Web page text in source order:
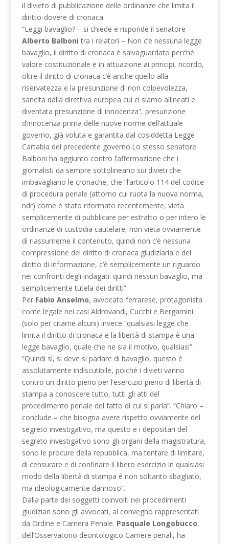
il divieto di pubblicazione delle ordinanze che limita il
diritto-dovere di cronaca.
“Leggi bavaglio? – si chiede e risponde il senatore
Alberto Balboni tra i relatori – Non c’è nessuna legge
bavaglio, il diritto di cronaca è salvaguardato perché
valore costituzionale e in attuazione ai principi, ricordo,
oltre il diritto di cronaca c’è anche quello alla
riservatezza e la presunzione di non colpevolezza,
sancita dalla direttiva europea cui ci siamo allineati e
diventata presunzione di innocenza”, presunzione
d’innocenza prima delle nuove norme dell’attuale
governo, già voluta e garantita dal cosiddetta Legge
Cartabia del precedente governo.Lo stesso senatore
Balboni ha aggiunto contro l’affermazione che i
giornalisti da sempre sottolineano sui divieti che
imbavagliano le cronache, che “l’articolo 114 del codice
di procedura penale (attorno cui ruota la nuova norma,
ndr) come è stato riformato recentemente, vieta
semplicemente di pubblicare per estratto o per intero le
ordinanze di custodia cautelare, non vieta ovviamente
di riassumerne il contenuto, quindi non c’è nessuna
compressione del diritto di cronaca giudiziaria e del
diritto di informazione, c’è semplicemente un riguardo
nei confronti degli indagati: quindi nessun bavaglio, ma
semplicemente tutela dei diritti”
Per Fabio Anselmo, avvocato ferrarese, protagonista
come legale nei casi Aldrovandi, Cucchi e Bergamini
(solo per citarne alcuni) invece “qualsiasi legge che
limita il diritto di cronaca e la libertà di stampa è una
legge bavaglio, quale che ne sia il motivo, qualsiasi”.
“Quindi sì, si deve si parlare di bavaglio, questo è
assolutamente indiscutibile, poiché i divieti vanno
contro un diritto pieno per l’esercizio pieno di libertà di
stampa a conoscere tutto, tutti gli atti del
procedimento penale del fatto di cui si parla”. “Chiaro –
conclude – che bisogna avere rispetto ovviamente del
segreto investigativo, ma questo e i depositari del
segreto investigativo sono gli organi della magistratura,
sono le procure della repubblica, ma tentare di limitare,
di censurare e di confinare il libero esercizio in qualsiasi
modo della libertà di stampa è non soltanto sbagliato,
ma ideologicamente dannoso”.
Dalla parte dei soggetti coinvolti nei procedimenti
giudiziari sono gli avvocati, al convegno rappresentati
da Ordine e Camera Penale. Pasquale Longobucco,
dell’Osservatorio deontologico Camere penali, ha